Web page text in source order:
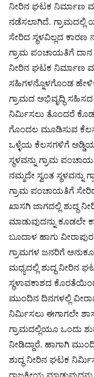
ನೀರಿನ ಘಟಕ ನಿರ್ಮಾಣ
ನಡೆಸಲಾಗಿದೆ. ಗ್ರಾಮದಲ್ಲಿ
ಸೇರಿದ ಸ್ಥಳವಿಲ್ಲದ ಕಾರಣ
ಗ್ರಾಮ ಪಂಚಾಯತಿಗೆ ದಾನ
ನೀರಿನ ಘಟಕ ನಿರ್ಮಾಣ
ಸಹಿಗಳನ್ನೊಳಗೊಂಡ
ಗ್ರಾಮದ ಅಭಿವೃದ್ಧಿ
ನಿರ್ಮಿಸಲು ತೊಂದರೆ
ಗೊಂದಲ ಮೂಡಿಸುವ
ಒಳ್ಳೆಯ ಕೆಲಸಗಳಿಗೆ
ಸ್ಥಳವನ್ನು ಗ್ರಾಮ
ನಮ್ಮದೇ ಸ್ವಂತ
ಗ್ರಾಮ ಪಂಚಾಯತಿಗೆ
ಖಾಸಗಿ ಜಾಗದಲ್ಲಿ ಶುದ್ಧ
ಮಾಡುವುದನ್ನು ಕೂಡಲೇ
ಬೂದಾಳ ಹಾಗು
ಗ್ರಾಮಗಳ ಜನರಿಗೆ
ಮಧ್ಯದಲ್ಲಿ ಶುದ್ಧ ನೀರಿನ
ಸ್ಥಳಾವಕಾಶದ
ಮುಂದಿನ ದಿನಗಳಲ್ಲಿ
ನಿರ್ಮಿಸಲು ಈಗಾಗಲೇ
ಗ್ರಾಮದಲ್ಲಿಯೂ ಒಂದು
ನೀಡಿದ್ದಾರೆ. ಹಾಗಾಗಿ
ಶುದ್ಧ ನೀರಿನ ಘಟಕ